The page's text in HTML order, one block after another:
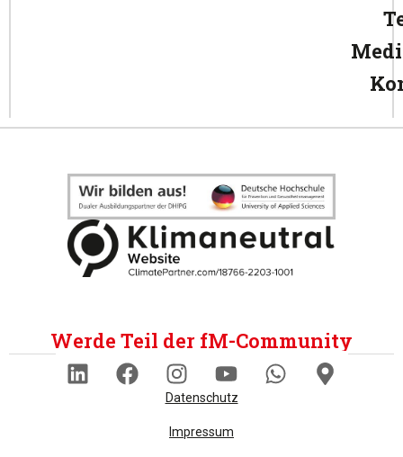
Werde Teil der fM-Community
Datenschutz
Impressum